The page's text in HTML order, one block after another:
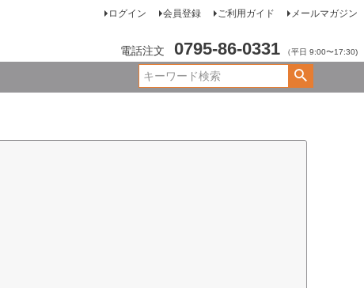
ログイン 会員登録 ご利用ガイド メールマガジン
電話注文 0795-86-0331 （平日 9:00〜17:30)